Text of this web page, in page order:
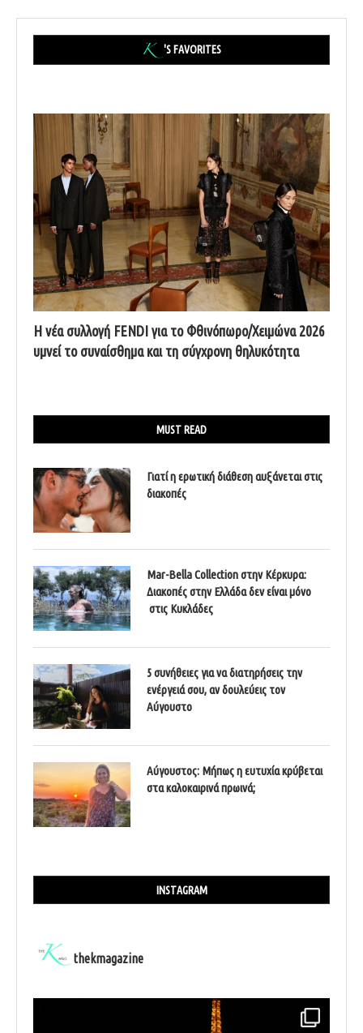
'S FAVORITES
Η νέα συλλογή FENDI για το Φθινόπωρο/Χειμώνα 2026
υμνεί το συναίσθημα και τη σύγχρονη θηλυκότητα
MUST READ
Γιατί η ερωτική διάθεση αυξάνεται στις
διακοπές
Mar-Bella Collection στην Κέρκυρα:
Διακοπές στην Ελλάδα δεν είναι μόνο
στις Κυκλάδες
5 συνήθειες για να διατηρήσεις την
ενέργειά σου, αν δουλεύεις τον
Αύγουστο
Αύγουστος: Μήπως η ευτυχία κρύβεται
στα καλοκαιρινά πρωινά;
INSTAGRAM
thekmagazine